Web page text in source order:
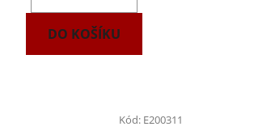
DO KOŠÍKU
Kód: E200311